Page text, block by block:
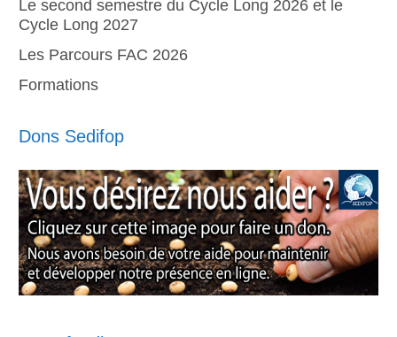
Le second semestre du Cycle Long 2026 et le
Cycle Long 2027
Les Parcours FAC 2026
Formations
Dons Sedifop